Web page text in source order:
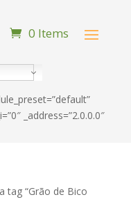
0 Items
_address=”2.0.0.0″
tag “Grão de Bico